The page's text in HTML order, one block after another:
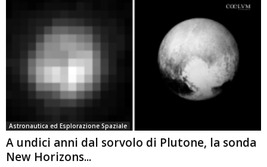
Astronautica ed Esplorazione Spaziale
A undici anni dal sorvolo di Plutone, la sonda
New Horizons...